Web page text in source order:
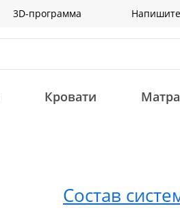
3D-программа
Кровати
Состав